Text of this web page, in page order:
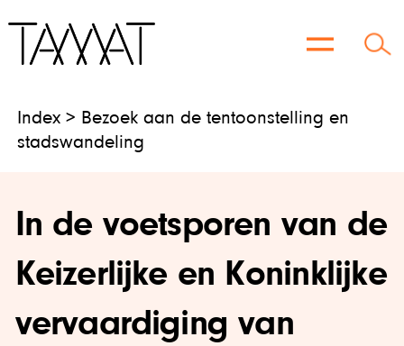
Ga
naar
inhoud
Index > Bezoek aan de tentoonstelling en
stadswandeling
In de voetsporen van de
Keizerlijke en Koninklijke
vervaardiging van